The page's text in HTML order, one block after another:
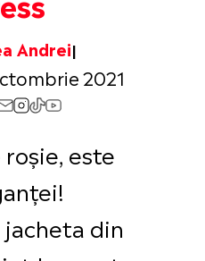
Andrei
2021
este
jacheta din